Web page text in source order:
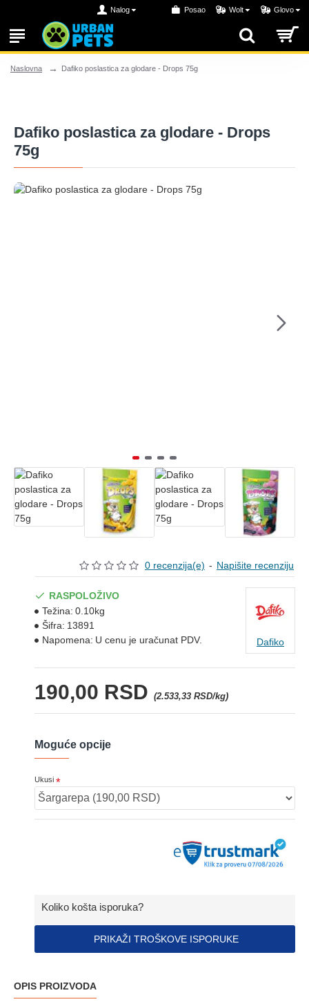
Nalog Posao Wolt Glovo
Naslovna Dafiko poslastica za glodare - Drops 75g
Dafiko poslastica za glodare - Drops
75g
0 recenzija(e) - Napišite recenziju
190,00 RSD (2.533,33 RSD/kg)
RASPOLOŽIVO
Težina: 0.10kg
Šifra: 13891
Napomena: U cenu je uračunat PDV. Dafiko
Moguće opcije
Ukusi
Koliko košta isporuka?
PRIKAŽI TROŠKOVE ISPORUKE
OPIS PROIZVODA